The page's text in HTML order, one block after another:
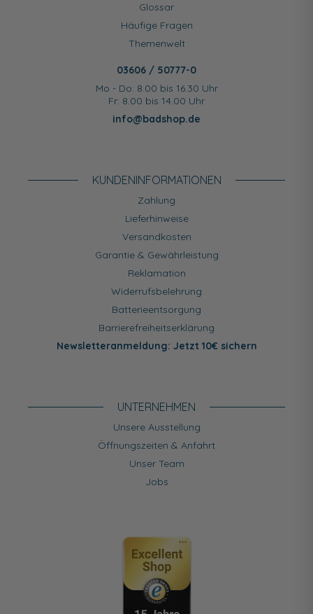
Glossar
Häufige Fragen
Themenwelt
03606 / 50777-0
Mo - Do: 8.00 bis 16.30 Uhr
Fr: 8.00 bis 14.00 Uhr
info@badshop.de
KUNDEN­INFORMATIONEN
Zahlung
Lieferhinweise
Versandkosten
Garantie & Gewährleistung
Reklamation
Widerrufsbelehrung
Batterieentsorgung
Barrierefreiheitserklärung
Newsletteranmeldung: Jetzt 10€ sichern
UNTERNEHMEN
Unsere Ausstellung
Öffnungszeiten & Anfahrt
Unser Team
Jobs